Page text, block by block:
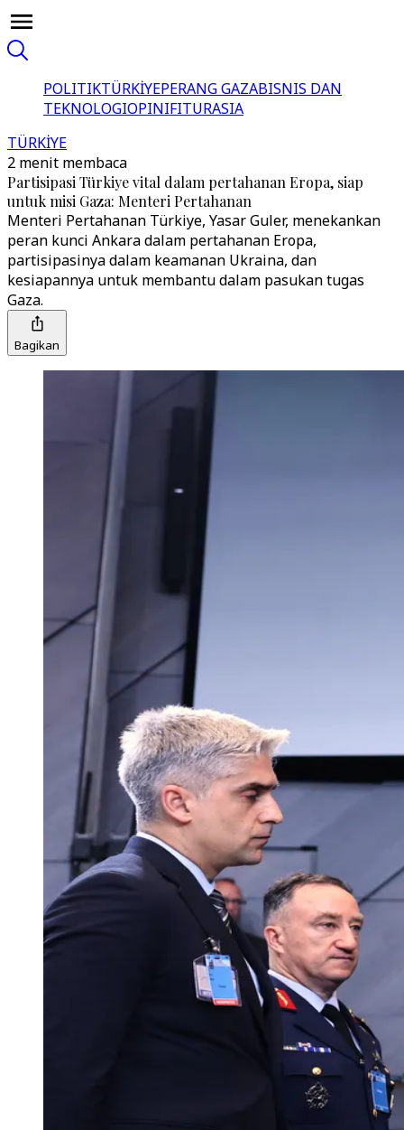
POLITIKTÜRKİYEPERANG GAZABISNIS DAN
TEKNOLOGIOPINIFITURASIA
TÜRKİYE
2 menit membaca
Partisipasi Türkiye vital dalam pertahanan Eropa, siap
untuk misi Gaza: Menteri Pertahanan
Menteri Pertahanan Türkiye, Yasar Guler, menekankan
peran kunci Ankara dalam pertahanan Eropa,
partisipasinya dalam keamanan Ukraina, dan
kesiapannya untuk membantu dalam pasukan tugas
Gaza.
Bagikan